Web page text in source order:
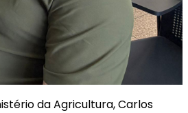
da Agricultura, Carlos